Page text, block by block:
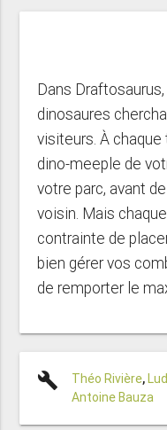
Dans
dinosaures
visiteurs. À
dino-meeple de
votre parc, avant
voisin. Mais
contrainte de
bien gérer vos
de remporter le
build Théo Rivière,
Antoine Bauza